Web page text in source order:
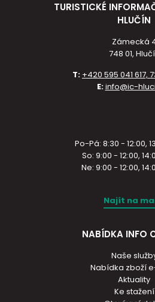
TURISTICKÉ
HLUČÍN
Zámecká
748 01,
T: +420 595 041 617,
E:info@ic-
Po-Pá: 8:30 - 12:00,
So: 9:00 - 12:00,
Ne: 9:00 - 12:00,
Najít na
NABÍDKA INFO
Naše
Nabídka zboží
Aktuality
Ke stažení